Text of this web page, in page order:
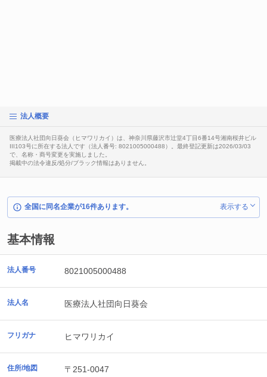
法人概要
医療法人社団向日葵会（ヒマワリカイ）は、神奈川県藤沢市辻堂4丁目6番14号湘南桜井ビル
III103号に所在する法人です（法人番号: 8021005000488）。最終登記更新は2026/03/03
で、名称・商号変更を実施しました。
掲載中の法令違反/処分/ブラック情報はありません。
全国に同名企業が16件あります。 表示する
基本情報
法人番号 8021005000488
法人名 医療法人社団向日葵会
フリガナ ヒマワリカイ
住所/地図
〒251-0047